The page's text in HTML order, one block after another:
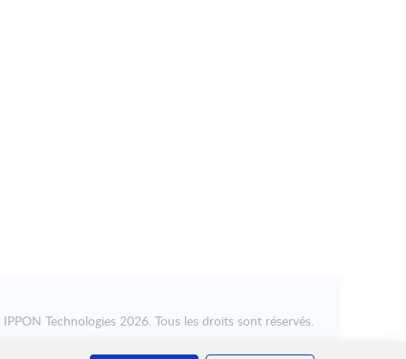
IPPON Technologies 2026. Tous les droits sont réservés.